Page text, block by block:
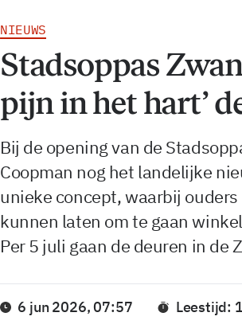
NIEUWS
Stadsoppas
pijn in het hart’
Bij de opening van de
Coopman nog het landelijke
unieke concept, waarbij
kunnen laten om te gaan
Per 5 juli gaan de deuren in de
6 jun 2026, 07:57 Leestijd: